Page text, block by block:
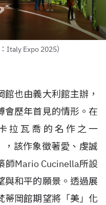
Italy Expo 2025）
也由義大利館主辦，
會歷年首見的情形。在
拉瓦喬的名作之一
，該作象徵著愛、虔誠
師Mario Cucinella所設
與和平的願景。透過展
蒂岡館期望將「美」化